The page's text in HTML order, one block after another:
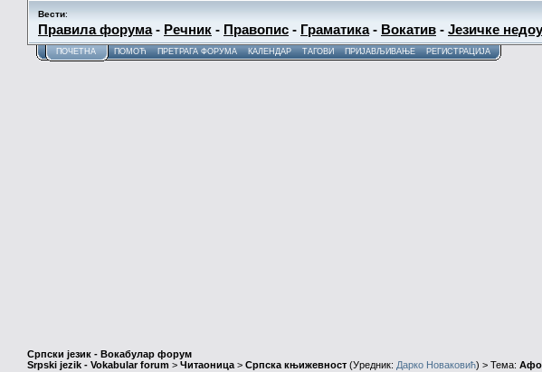
Вести:
Правила форума- Речник - Правопис - Граматика- Вокатив - Језичке
ПОЧЕТНА ПОМОЋ ПРЕТРАГА ФОРУМА КАЛЕНДАР ТАГОВИ ПРИЈАВЉИВАЊЕ РЕГИСТРАЦИЈА
Српски језик - Вокабулар форум
Srpski jezik - Vokabular forum > Читаоница > Српска књижевност (Уредник: Дарко Новаковић) > Тема: